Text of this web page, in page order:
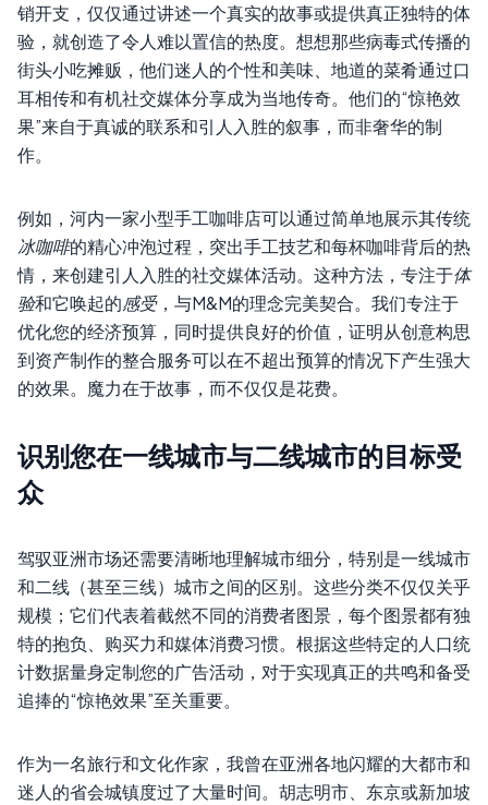
销开支，仅仅通过讲述一个真实的故事或提供真正独特的体
验，就创造了令人难以置信的热度。想想那些病毒式传播的
街头小吃摊贩，他们迷人的个性和美味、地道的菜肴通过口
耳相传和有机社交媒体分享成为当地传奇。他们的“惊艳效
果”来自于真诚的联系和引人入胜的叙事，而非奢华的制
作。
例如，河内一家小型手工咖啡店可以通过简单地展示其传统
冰咖啡的精心冲泡过程，突出手工技艺和每杯咖啡背后的热
情，来创建引人入胜的社交媒体活动。这种方法，专注于体
验和它唤起的感受，与M&M的理念完美契合。我们专注于
优化您的经济预算，同时提供良好的价值，证明从创意构思
到资产制作的整合服务可以在不超出预算的情况下产生强大
的效果。魔力在于故事，而不仅仅是花费。
识别您在一线城市与二线城市的目标受
众
驾驭亚洲市场还需要清晰地理解城市细分，特别是一线城市
和二线（甚至三线）城市之间的区别。这些分类不仅仅关乎
规模；它们代表着截然不同的消费者图景，每个图景都有独
特的抱负、购买力和媒体消费习惯。根据这些特定的人口统
计数据量身定制您的广告活动，对于实现真正的共鸣和备受
追捧的“惊艳效果”至关重要。
作为一名旅行和文化作家，我曾在亚洲各地闪耀的大都市和
迷人的省会城镇度过了大量时间。胡志明市、东京或新加坡